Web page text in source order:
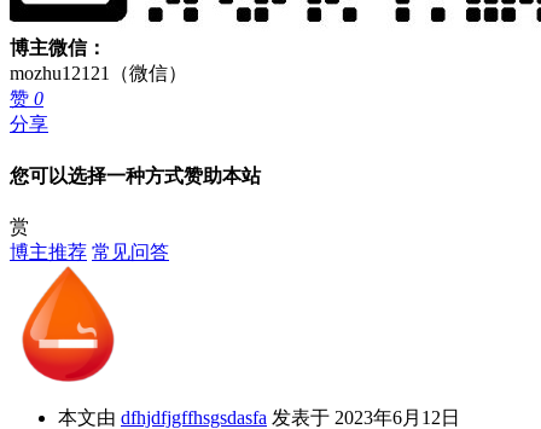
博主微信：
mozhu12121（微信）
赞 0
分享
您可以选择一种方式赞助本站
赏
博主推荐 常见问答
本文由 dfhjdfjgffhsgsdasfa 发表于 2023年6月12日